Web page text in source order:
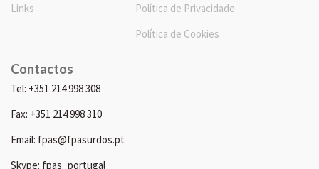
Links
Política de Privacidade
Política de Cookies
Contactos
Tel: +351 214 998 308
Fax: +351 214 998 310
Email: fpas@fpasurdos.pt
Skype: fpas_portugal